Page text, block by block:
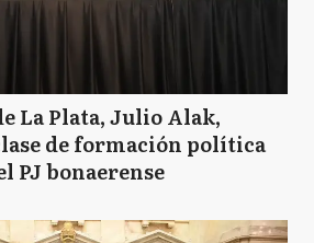
La Plata, Julio Alak,
de formación política
PJ bonaerense